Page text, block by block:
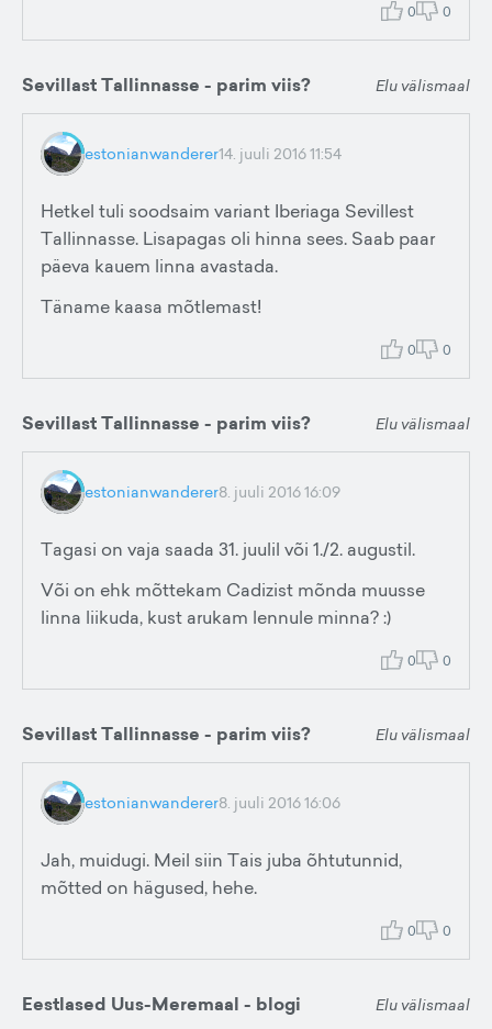
0 0
Sevillast Tallinnasse - parim viis? Elu välismaal
estonianwanderer14. juuli 2016 11:54
Hetkel tuli soodsaim variant Iberiaga Sevillest
Tallinnasse. Lisapagas oli hinna sees. Saab paar
päeva kauem linna avastada.
Täname kaasa mõtlemast!
0 0
Sevillast Tallinnasse - parim viis? Elu välismaal
estonianwanderer8. juuli 2016 16:09
Tagasi on vaja saada 31. juulil või 1./2. augustil.
Või on ehk mõttekam Cadizist mõnda muusse
linna liikuda, kust arukam lennule minna? :)
0 0
Sevillast Tallinnasse - parim viis? Elu välismaal
estonianwanderer8. juuli 2016 16:06
Jah, muidugi. Meil siin Tais juba õhtutunnid,
mõtted on hägused, hehe.
0 0
Eestlased Uus-Meremaal - blogi Elu välismaal